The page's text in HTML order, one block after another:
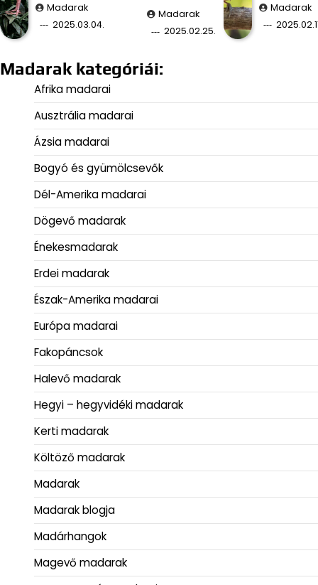
Madarak
2025.03.04.
Madarak
2025.02.25.
Madarak
Madarak kategóriái:
Afrika madarai
Ausztrália madarai
Ázsia madarai
Bogyó és gyümölcsevők
Dél-Amerika madarai
Dögevő madarak
Énekesmadarak
Erdei madarak
Észak-Amerika madarai
Európa madarai
Fakopáncsok
Halevő madarak
Hegyi – hegyvidéki madarak
Kerti madarak
Költöző madarak
Madarak
Madarak blogja
Madárhangok
Magevő madarak